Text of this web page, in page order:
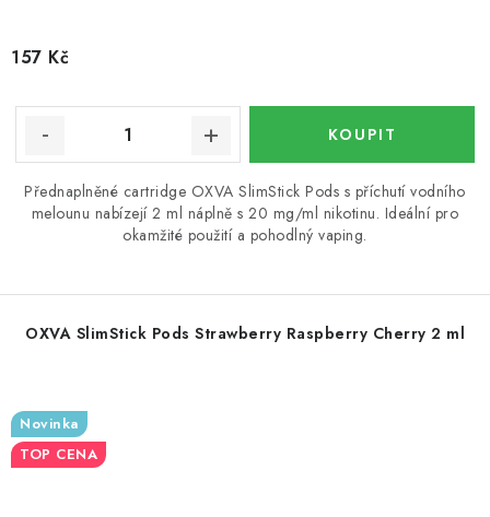
157 Kč
Přednaplněné cartridge OXVA SlimStick Pods s příchutí vodního
melounu nabízejí 2 ml náplně s 20 mg/ml nikotinu. Ideální pro
okamžité použití a pohodlný vaping.
OXVA SlimStick Pods Strawberry Raspberry Cherry 2 ml
Novinka
TOP CENA